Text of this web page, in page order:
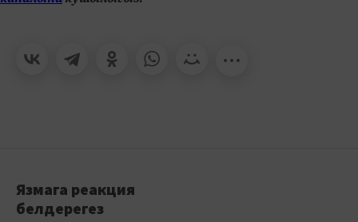
Язмага реакция
белдерегез